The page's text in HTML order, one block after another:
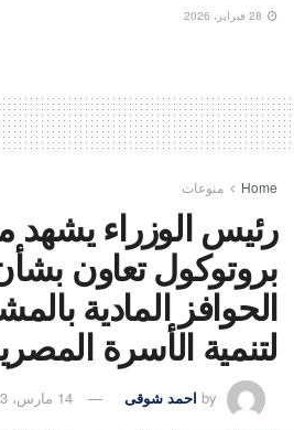
Home منوعات
رئيس الوزراء يشهد
بروتوكول تعاون
الحوافز المادية
لتنمية الأسرة
by احمد شوقى 14 مارس، 2023